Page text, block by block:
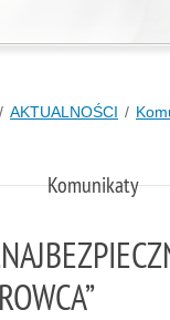
AKTUALNOŚCI
Komunikaty